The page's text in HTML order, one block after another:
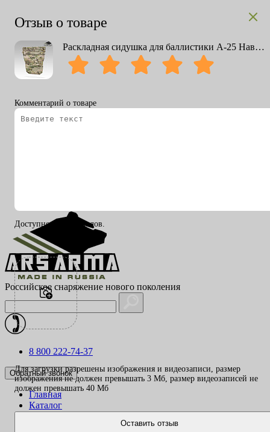
Российское снаряжение нового поколения
8 800 222-74-37
Обратный звонок
Главная
Каталог
Отзыв о товаре
Раскладная сидушка для баллистики А-25 Наваха 2.0
Комментарий о товаре
Доступно 200 символов.
Для загрузки разрешены изображения и видеозаписи, размер
изображения не должен превышать 3 Mб, размер видеозаписей не
должен превышать 40 Mб
Оставить отзыв